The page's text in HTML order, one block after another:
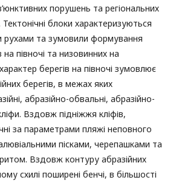
порушень та регіональних
Тектонічні блоки характеризуються
рухами та зумовили формування
півночі та низовинних на
берегів на півночі зумовлює
берегів, в межах яких
абразійно-обвальні, абразійно-
Вздовж підніжжя кліфів,
за параметрами пляжі неповного
пісками, черепашками та
Вздовж контуру абразійних
схилі поширені бенчі, в більшості